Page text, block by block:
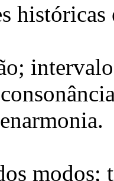
históricas
modos;